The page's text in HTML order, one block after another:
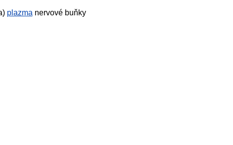
plazma nervové buňky